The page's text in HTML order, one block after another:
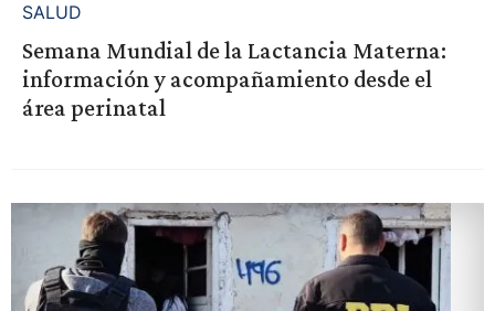
SALUD
Semana Mundial de la Lactancia Materna:
información y acompañamiento desde el
área perinatal